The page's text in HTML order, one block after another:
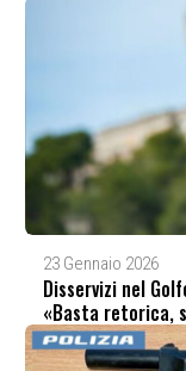
23 Gennaio 2026
Disservizi nel
«Basta retorica,